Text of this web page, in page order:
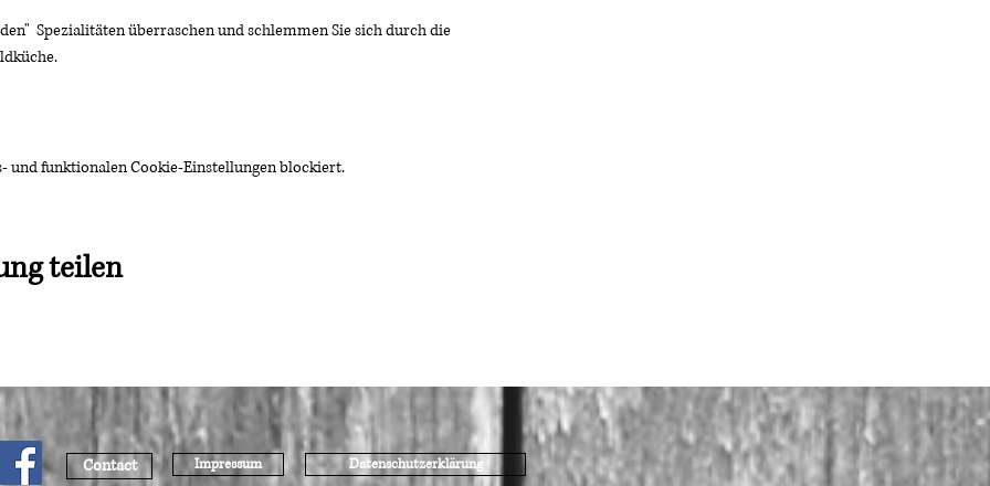
Spezialitäten überraschen und schlemmen Sie sich durch die
und funktionalen Cookie-Einstellungen blockiert.
teilen
Contact Impressum Datenschutzerklärung